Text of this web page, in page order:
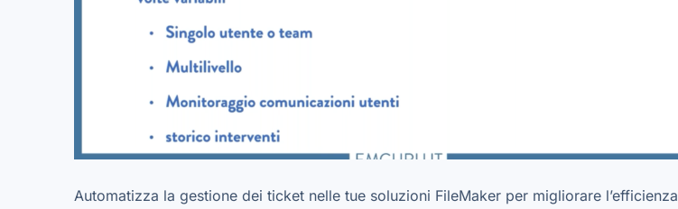
Automatizza la gestione dei ticket nelle tue soluzioni FileMaker per migliorare l’efficienza